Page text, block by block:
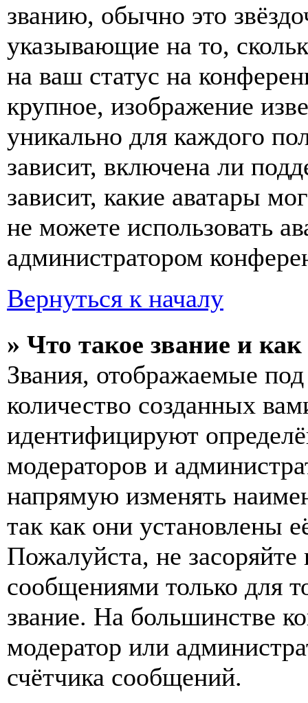
званию, обычно это
указывающие на то,
на ваш статус на
крупное, изображение
уникально для каждого
зависит, включена ли
зависит, какие аватары
не можете использовать
администратором
Вернуться к началу
» Что такое звание и
Звания, отображаемые
количество созданных
идентифицируют
модераторов и
напрямую изменять
так как они установлены
Пожалуйста, не
сообщениями только для
звание. На большинстве
модератор или
счётчика сообщений.